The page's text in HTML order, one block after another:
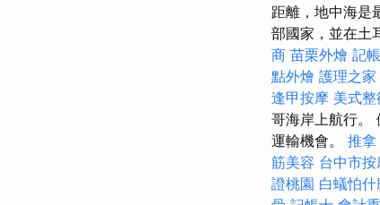
距離，地中海是
部國家，並在土
商 苗栗外燴 記
點外燴 護理之
逢甲按摩 美式
哥海岸上航行。
運輸機會。 推拿
筋美容 台中市按
證桃園 白蟻怕什